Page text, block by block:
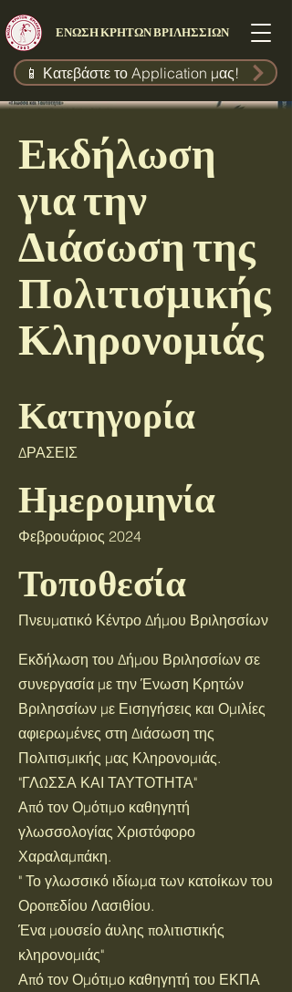
ΕΝΩΣΗ ΚΡΗΤΩΝ ΒΡΙΛΗΣΣΙΩΝ
📱 Κατεβάστε το Application μας!
Εκδήλωση
για την
Διάσωση της
Πολιτισμικής
Κληρονομιάς
Κατηγορία
ΔΡΑΣΕΙΣ
Ημερομηνία
Φεβρουάριος 2024
Τοποθεσία
Πνευματικό Κέντρο Δήμου Βριλησσίων
Εκδήλωση του Δήμου Βριλησσίων σε
συνεργασία με την Ένωση Κρητών
Βριλησσίων με Εισηγήσεις και Ομιλίες
αφιερωμένες στη Διάσωση της
Πολιτισμικής μας Κληρονομιάς.
"ΓΛΩΣΣΑ ΚΑΙ ΤΑΥΤΟΤΗΤΑ"
Από τον Ομότιμο καθηγητή
γλωσσολογίας Χριστόφορο
Χαραλαμπάκη.
" Το γλωσσικό ιδίωμα των κατοίκων του
Οροπεδίου Λασιθίου.
Ένα μουσείο άυλης πολιτιστικής
κληρονομιάς"
Από τον Ομότιμο καθηγητή του ΕΚΠΑ